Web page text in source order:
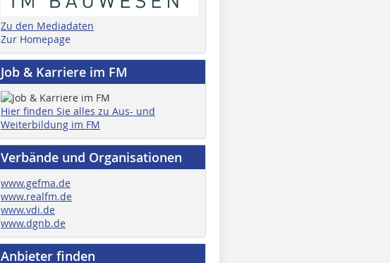
Zu den Mediadaten
Zur Homepage
Job & Karriere im FM
Hier finden Sie alles zu Aus- und
Weiterbildung im FM
Verbände und Organisationen
www.gefma.de
www.realfm.de
www.vdi.de
www.dgnb.de
Anbieter finden